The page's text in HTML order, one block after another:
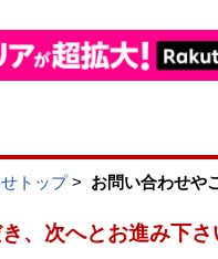
トップ> お問い合わせや
、次へとお進み下さ